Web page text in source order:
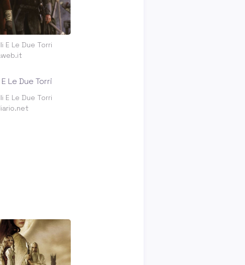
E Le Due Torri
E Le Due Torri